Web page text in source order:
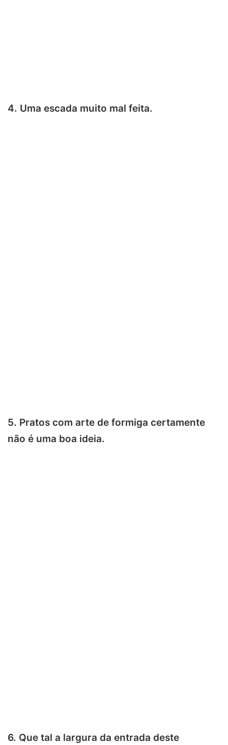
4. Uma escada muito mal feita.
5. Pratos com arte de formiga certamente
não é uma boa ideia.
6. Que tal a largura da entrada deste